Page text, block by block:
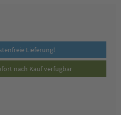
Lieferung!
nach Kauf verfügbar